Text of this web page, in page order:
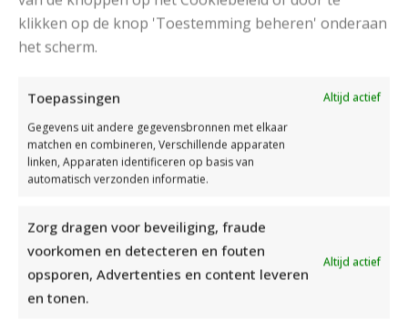
klikken op de knop 'Toestemming beheren' onderaan
het scherm.
Toepassingen
Altijd actief
Gegevens uit andere gegevensbronnen met elkaar
matchen en combineren, Verschillende apparaten
linken, Apparaten identificeren op basis van
automatisch verzonden informatie.
Zorg dragen voor beveiliging, fraude
voorkomen en detecteren en fouten
opsporen, Advertenties en content leveren
en tonen.
Altijd actief